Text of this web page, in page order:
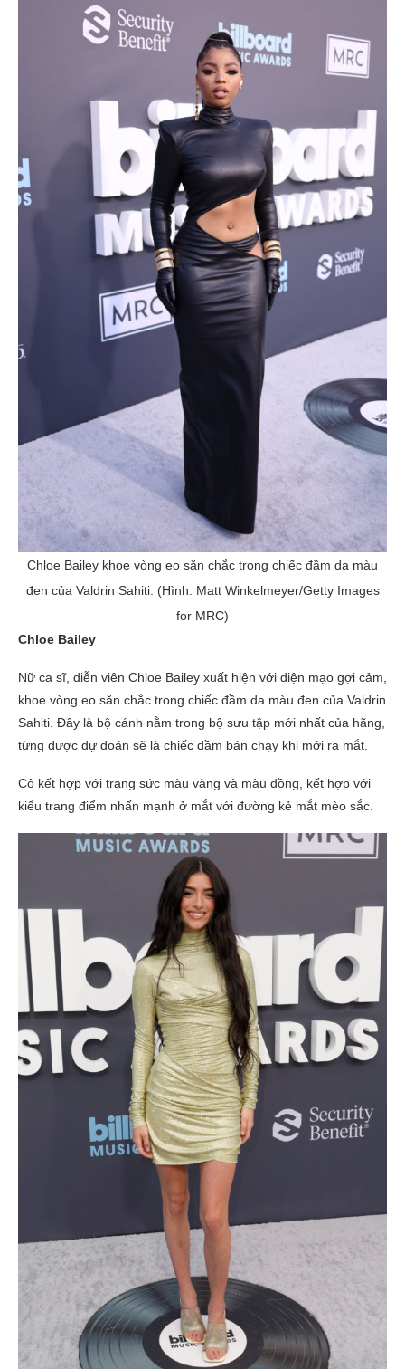
Chloe Bailey khoe vòng eo săn chắc trong chiếc đầm da màu
đen của Valdrin Sahiti. (Hình: Matt Winkelmeyer/Getty Images
for MRC)
Chloe Bailey
Nữ ca sĩ, diễn viên Chloe Bailey xuất hiện với diện mạo gợi cảm,
khoe vòng eo săn chắc trong chiếc đầm da màu đen của Valdrin
Sahiti. Đây là bộ cánh nằm trong bộ sưu tập mới nhất của hãng,
từng được dự đoán sẽ là chiếc đầm bán chạy khi mới ra mắt.
Cô kết hợp với trang sức màu vàng và màu đồng, kết hợp với
kiểu trang điểm nhấn mạnh ở mắt với đường kẻ mắt mèo sắc.